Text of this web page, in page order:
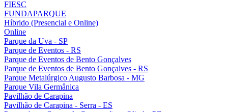
FIESC
FUNDAPARQUE
Híbrido (Presencial e Online)
Online
Parque da Uva - SP
Parque de Eventos - RS
Parque de Eventos de Bento Gonçalves
Parque de Eventos de Bento Gonçalves - RS
Parque Metalúrgico Augusto Barbosa - MG
Parque Vila Germânica
Pavilhão de Carapina
Pavilhão de Carapina - Serra - ES